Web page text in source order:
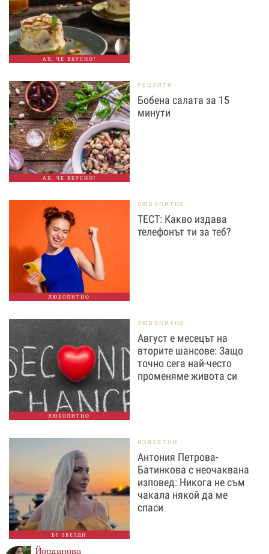
АХ, ЧЕ ВКУСНО!
АХ, ЧЕ ВКУСНО!
РЕЦЕПТИ
Бобена салата за 15
минути
ЛЮБОПИТНО
ЛЮБОПИТНО
ТЕСТ: Какво издава
телефонът ти за теб?
ЛЮБОПИТНО
ЛЮБОПИТНО
Август е месецът на
вторите шансове: Защо
точно сега най-често
променяме живота си
БГ ЗВЕЗДИ
ИЗВЕСТНИ
Антония Петрова-
Батинкова с неочаквана
изповед: Никога не съм
чакала някой да ме
спаси
Йорданова